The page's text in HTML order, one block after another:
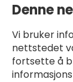
Denne
Vi bruker
nettstedet
fortsette å